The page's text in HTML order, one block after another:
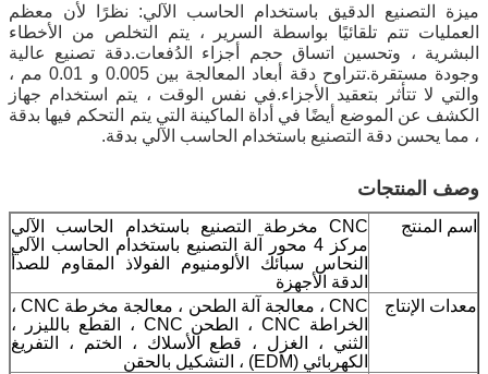
ميزة التصنيع الدقيق باستخدام الحاسب الآلي: نظرًا لأن معظم
العمليات تتم تلقائيًا بواسطة السرير ، يتم التخلص من الأخطاء
البشرية ، وتحسين اتساق حجم أجزاء الدُفعات.دقة تصنيع عالية
وجودة مستقرة.تتراوح دقة أبعاد المعالجة بين 0.005 و 0.01 مم ،
والتي لا تتأثر بتعقيد الأجزاء.في نفس الوقت ، يتم استخدام جهاز
الكشف عن الموضع أيضًا في أداة الماكينة التي يتم التحكم فيها بدقة
، مما يحسن دقة التصنيع باستخدام الحاسب الآلي بدقة.
وصف المنتجات
اسم المنتج
CNC مخرطة التصنيع باستخدام الحاسب الآلي
مركز 4 محور آلة التصنيع باستخدام الحاسب الآلي
النحاس سبائك الألومنيوم الفولاذ المقاوم للصدأ
الدقة الأجهزة
معدات الإنتاج
CNC ، معالجة آلة الطحن ، معالجة مخرطة CNC ،
الخراطة CNC ، الطحن CNC ، القطع بالليزر ،
الثني ، الغزل ، قطع الأسلاك ، الختم ، التفريغ
الكهربائي (EDM) ، التشكيل بالحقن